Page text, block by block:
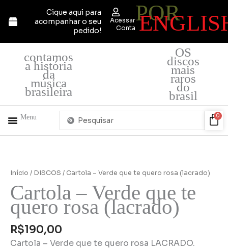
para
Cique aqui para
acompanhar o seu
pedido!
Acessar
Conta
POR
contamos
a história
da
música
brasileira
OS
discos
mais
raros
do
brasil
Menu
Pesquisar
0
Início / DISCOS / Cartola – Verde que te quero rosa (lacrado)
Cartola – Verde que te
quero rosa (lacrado)
R$190,00
Cartola – Verde que te quero rosa LACRADO.